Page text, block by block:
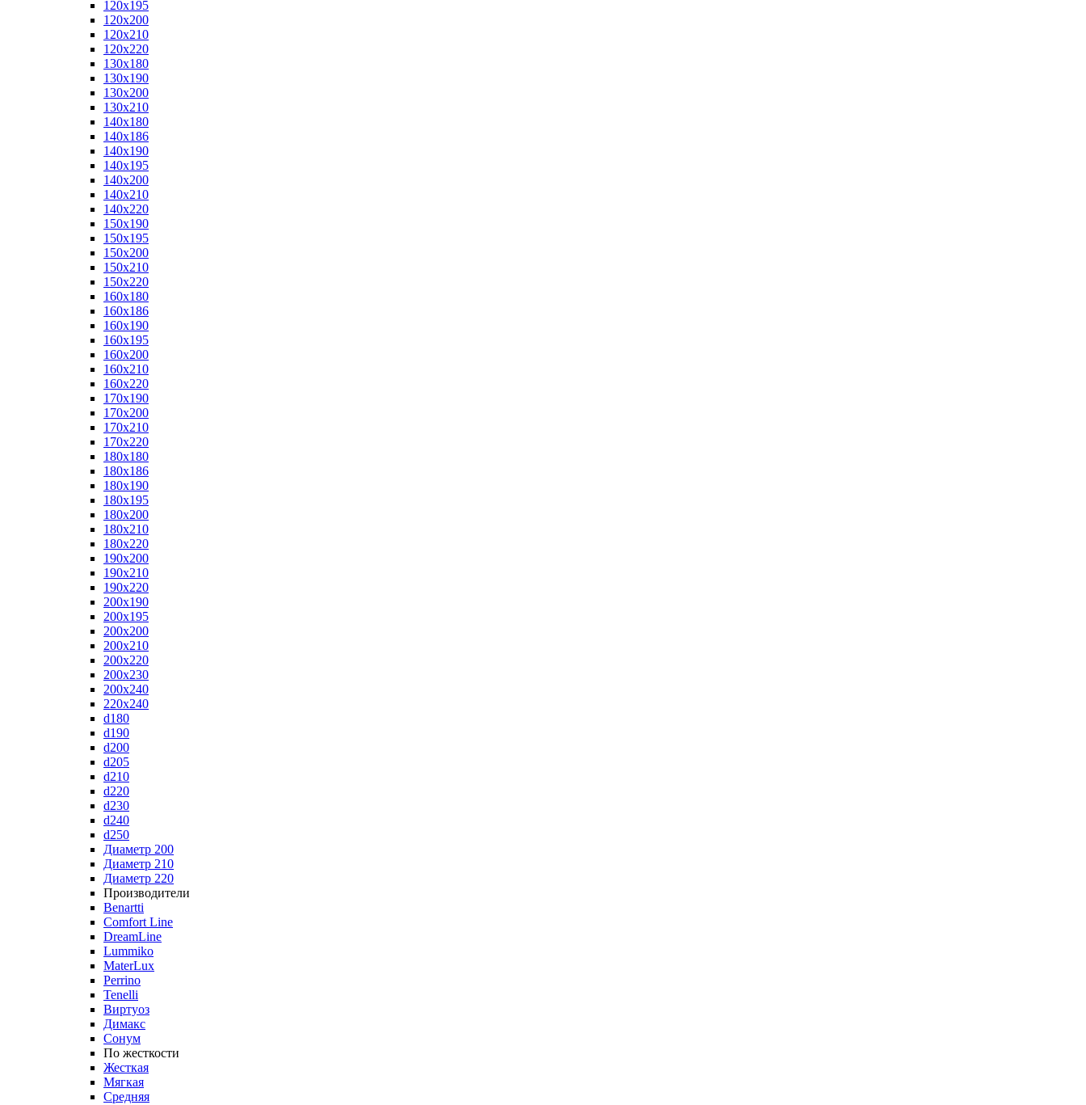
120x195
120x200
120x210
120x220
130x180
130x190
130x200
130x210
140x180
140x186
140x190
140x195
140x200
140x210
140x220
150x190
150x195
150x200
150x210
150x220
160x180
160x186
160x190
160x195
160x200
160x210
160x220
170x190
170x200
170x210
170x220
180x180
180x186
180x190
180x195
180x200
180x210
180x220
190x200
190x210
190x220
200x190
200x195
200x200
200x210
200x220
200x230
200x240
220x240
d180
d190
d200
d205
d210
d220
d230
d240
d250
Диаметр 200
Диаметр 210
Диаметр 220
Производители
Benartti
Comfort Line
DreamLine
Lummiko
MaterLux
Perrino
Tenelli
Виртуоз
Димакс
Сонум
По жесткости
Жесткая
Мягкая
Средняя